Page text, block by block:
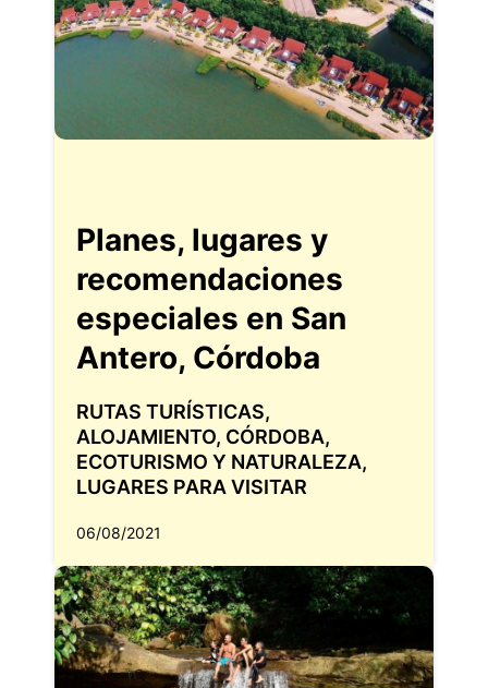
Planes, lugares y
recomendaciones
especiales en San
Antero, Córdoba
RUTAS TURÍSTICAS,
ALOJAMIENTO, CÓRDOBA,
ECOTURISMO Y NATURALEZA,
LUGARES PARA VISITAR
06/08/2021